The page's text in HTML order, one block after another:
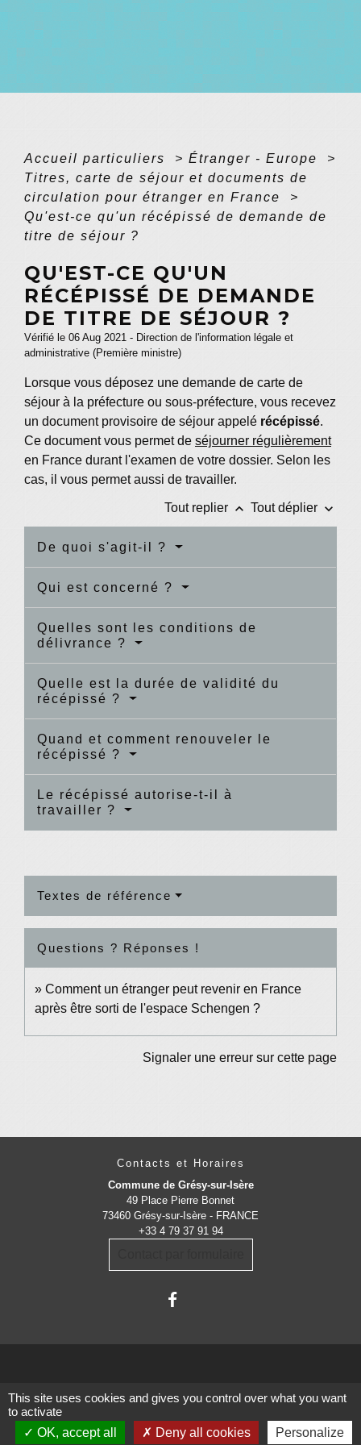
Accueil particuliers > Étranger - Europe
>
Titres, carte de séjour et documents de
circulation pour étranger en France
>
Qu'est-ce qu'un récépissé de demande de
titre de séjour ?
QU'EST-CE QU'UN
RÉCÉPISSÉ DE DEMANDE
DE TITRE DE SÉJOUR ?
Vérifié le 06 Aug 2021 - Direction de l'information légale et
administrative (Première ministre)
Lorsque vous déposez une demande de carte de
séjour à la préfecture ou sous-préfecture, vous recevez
un document provisoire de séjour appelé récépissé.
Ce document vous permet de séjourner régulièrement
en France durant l'examen de votre dossier. Selon les
cas, il vous permet aussi de travailler.
Tout replier keyboard_arrow_up Tout déplier keyboard_arrow_down
De quoi s'agit-il ?
Qui est concerné ?
Quelles sont les conditions de
délivrance ?
Quelle est la durée de validité du
récépissé ?
Quand et comment renouveler le
récépissé ?
Le récépissé autorise-t-il à
travailler ?
Textes de référence
Questions ? Réponses !
Comment un étranger peut revenir en France
après être sorti de l'espace Schengen ?
Signaler une erreur sur cette page
Contacts et Horaires
Commune de Grésy-sur-Isère
49 Place Pierre Bonnet
73460 Grésy-sur-Isère - FRANCE
+33 4 79 37 91 94
Administrations
partenaires
This site uses cookies and gives you control over what you want
to activate
OK, accept all
Deny all cookies Personalize